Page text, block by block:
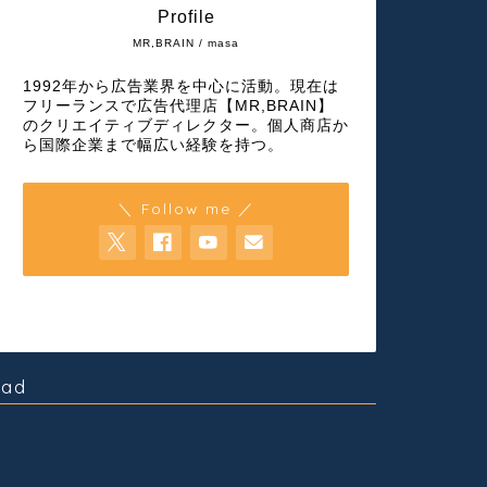
MR,BRAIN / masa
Profile
1992年から広告業界を中心に活動。現在は
フリーランスで広告代理店【MR,BRAIN】
のクリエイティブディレクター。個人商店か
ら国際企業まで幅広い経験を持つ。
＼ Follow me ／
ad